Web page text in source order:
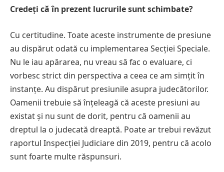
Credeți că în prezent lucrurile sunt schimbate?
Cu certitudine. Toate aceste instrumente de presiune
au dispărut odată cu implementarea Secției Speciale.
Nu le iau apărarea, nu vreau să fac o evaluare, ci
vorbesc strict din perspectiva a ceea ce am simțit în
instanțe. Au dispărut presiunile asupra judecătorilor.
Oamenii trebuie să înțeleagă că aceste presiuni au
existat și nu sunt de dorit, pentru că oamenii au
dreptul la o judecată dreaptă. Poate ar trebui revăzut
raportul Inspecției Judiciare din 2019, pentru că acolo
sunt foarte multe răspunsuri.